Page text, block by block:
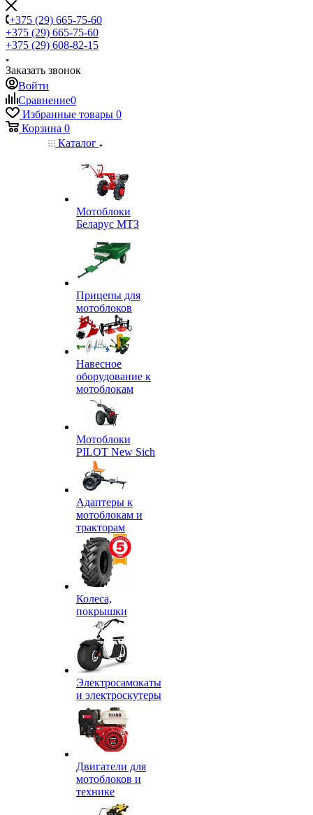
+375 (29) 665-75-60
+375 (29) 665-75-60
+375 (29) 608-82-15
Заказать звонок
Войти
Сравнение0
Избранные товары 0
Корзина 0
Каталог
Мотоблоки
Беларус МТЗ
Прицепы для
мотоблоков
Навесное
оборудование к
мотоблокам
Мотоблоки
PILOT New Sich
Адаптеры к
мотоблокам и
тракторам
Колеса,
покрышки
Электросамокаты
и электроскутеры
Двигатели для
мотоблоков и
технике